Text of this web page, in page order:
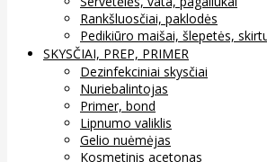
Rankšluosčiai, paklodės
Pedikiūro maišai, šlepetės,
SKYSČIAI, PREP, PRIMER
Dezinfekciniai skysčiai
Nuriebalintojas
Primer, bond
Lipnumo valiklis
Gelio nuėmėjas
Kosmetinis acetonas